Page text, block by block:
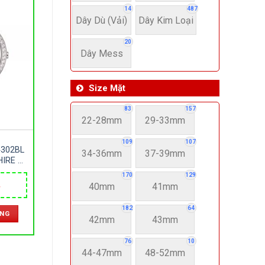
14
Dây Dù (Vải)
487
Dây Kim Loại
20
Dây Mess
Size Mặt
83
22-28mm
157
29-33mm
109
34-36mm
107
37-39mm
170
40mm
129
41mm
182
42mm
64
43mm
76
44-47mm
10
48-52mm
–
34MM
₫.